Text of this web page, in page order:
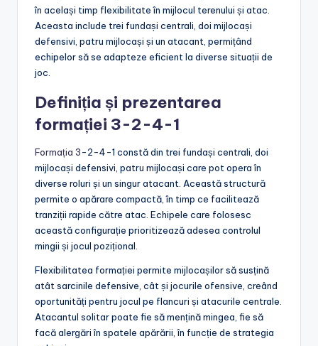
în același timp flexibilitate în mijlocul terenului și atac.
Aceasta include trei fundași centrali, doi mijlocași
defensivi, patru mijlocași și un atacant, permițând
echipelor să se adapteze eficient la diverse situații de
joc.
Definiția și prezentarea
formației 3-2-4-1
Formația 3-2-4-1 constă din trei fundași centrali, doi
mijlocași defensivi, patru mijlocași care pot opera în
diverse roluri și un singur atacant. Această structură
permite o apărare compactă, în timp ce facilitează
tranziții rapide către atac. Echipele care folosesc
această configurație prioritizează adesea controlul
mingii și jocul pozițional.
Flexibilitatea formației permite mijlocașilor să susțină
atât sarcinile defensive, cât și jocurile ofensive, creând
oportunități pentru jocul pe flancuri și atacurile centrale.
Atacantul solitar poate fie să mențină mingea, fie să
facă alergări în spatele apărării, în funcție de strategia